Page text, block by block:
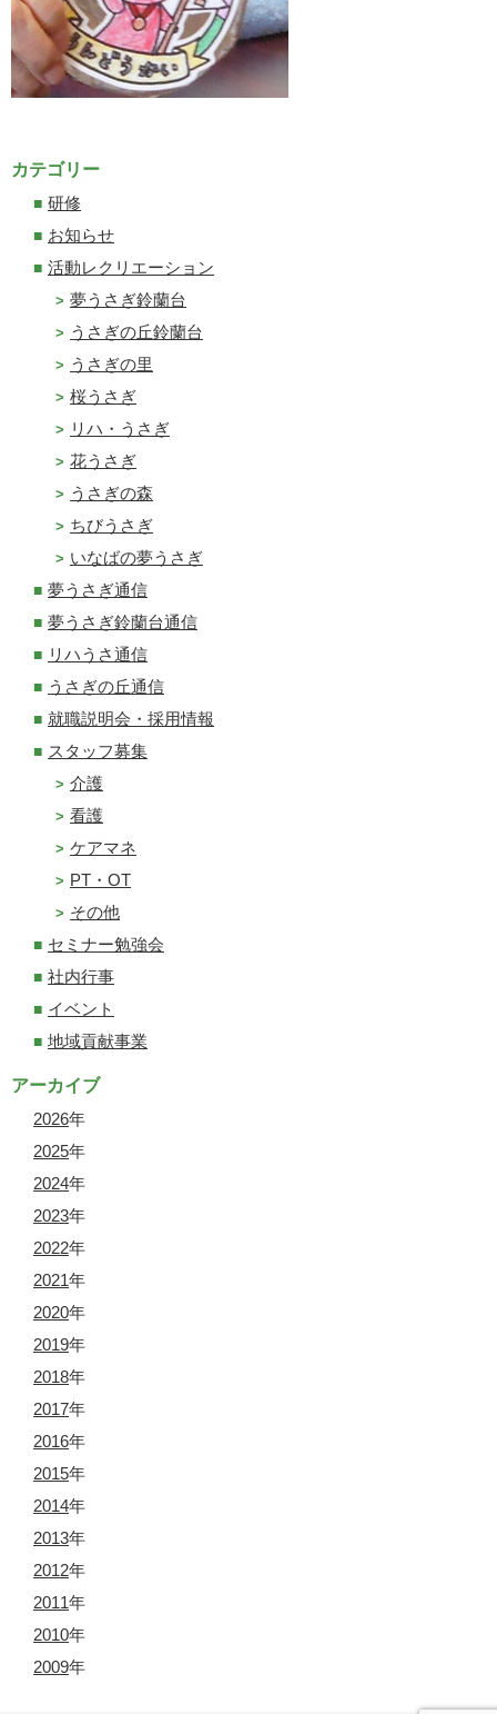
カテゴリー
研修
お知らせ
活動レクリエーション
夢うさぎ鈴蘭台
うさぎの丘鈴蘭台
うさぎの里
桜うさぎ
リハ・うさぎ
花うさぎ
うさぎの森
ちびうさぎ
いなばの夢うさぎ
夢うさぎ通信
夢うさぎ鈴蘭台通信
リハうさ通信
うさぎの丘通信
就職説明会・採用情報
スタッフ募集
介護
看護
ケアマネ
PT・OT
その他
セミナー勉強会
社内行事
イベント
地域貢献事業
アーカイブ
2026年
2025年
2024年
2023年
2022年
2021年
2020年
2019年
2018年
2017年
2016年
2015年
2014年
2013年
2012年
2011年
2010年
2009年